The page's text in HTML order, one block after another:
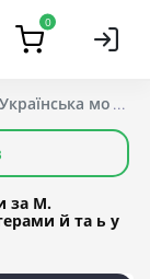
0
Українська мова
за М.
й та ь у